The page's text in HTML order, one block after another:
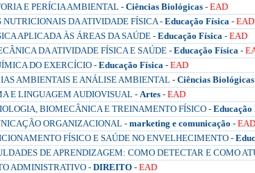
E PERÍCIA AMBIENTAL -Ciências Biológicas- EAD
NUTRICIONAIS DA ATIVIDADE FÍSICA - Educação Física - EAD
APLICADA ÀS ÁREAS DA SAÚDE - Educação Física - EAD
DA ATIVIDADE FÍSICA E SAÚDE - Educação Física -
DO EXERCÍCIO - Educação Física - EAD
AMBIENTAIS E ANÁLISE AMBIENTAL - Ciências Biológicas
E LINGUAGEM AUDIOVISUAL - Artes- EAD
BIOMECÂNICA E TREINAMENTO FÍSICO - Educação
ORGANIZACIONAL - marketing e comunicação - EAD
FÍSICO E SAÚDE NO ENVELHECIMENTO -
DE APRENDIZAGEM: COMO DETECTAR E COMO
ADMINISTRATIVO - DIREITO- EAD